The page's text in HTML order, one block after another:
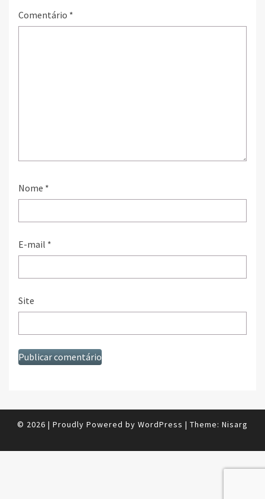
Comentário *
Nome *
E-mail *
Site
© 2026 | Proudly Powered by WordPress | Theme: Nisarg